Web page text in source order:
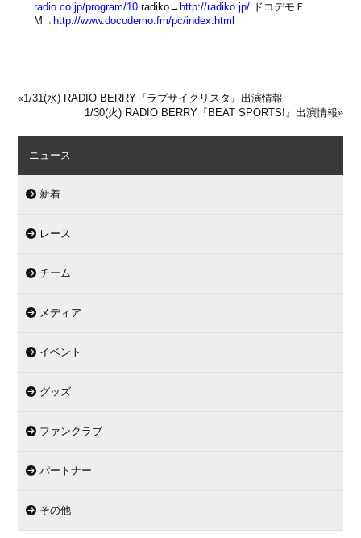
radio.co.jp/program/10 radiko→ http://radiko.jp/ ドコデモＦ
M→ http://www.docodemo.fm/pc/index.html
«1/31(水) RADIO BERRY『ラブサイクリスタ』出演情報
1/30(火) RADIO BERRY『BEAT SPORTS!』出演情報»
ニュース
新着
レース
チーム
メディア
イベント
グッズ
ファンクラブ
パートナー
その他